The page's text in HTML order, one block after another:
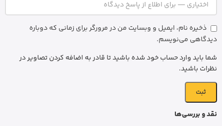
نقد و بررسی‌ها
ذخیره نام، ایمیل و وبسایت من در مرورگر برای زمانی که دوباره
دیدگاهی می‌نویسم.
شما باید وارد حساب خود شده باشید تا قادر به اضافه کردن تصاویر در
نظرات باشید.